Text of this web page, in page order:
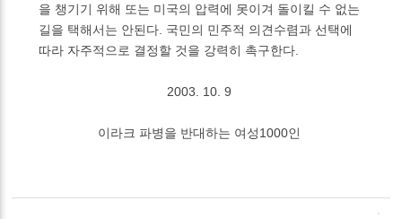
을 챙기기 위해 또는 미국의 압력에 못이겨 돌이킬 수 없는
길을 택해서는 안된다. 국민의 민주적 의견수렴과 선택에
따라 자주적으로 결정할 것을 강력히 촉구한다.
2003. 10. 9
이라크 파병을 반대하는 여성1000인